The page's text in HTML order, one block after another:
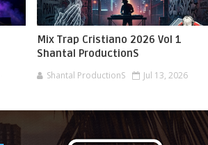
Mix Trap Cristiano 2026 Vol 1
Shantal ProductionS
Shantal ProductionS Jul 13, 2026